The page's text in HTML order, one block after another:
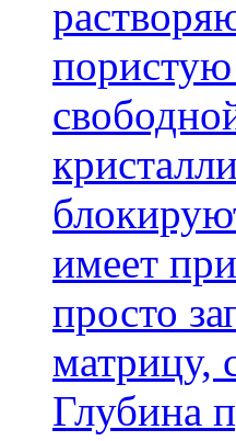
пористую
имеет
просто
матрицу,
Глубина